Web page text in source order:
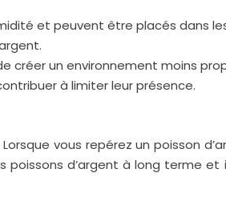
et peuvent être placés dans
créer un environnement moins
à limiter leur présence.
vous repérez un poisson
d’argent à long terme et